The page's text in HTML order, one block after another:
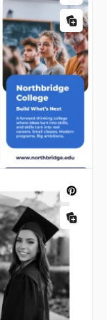
Te per il